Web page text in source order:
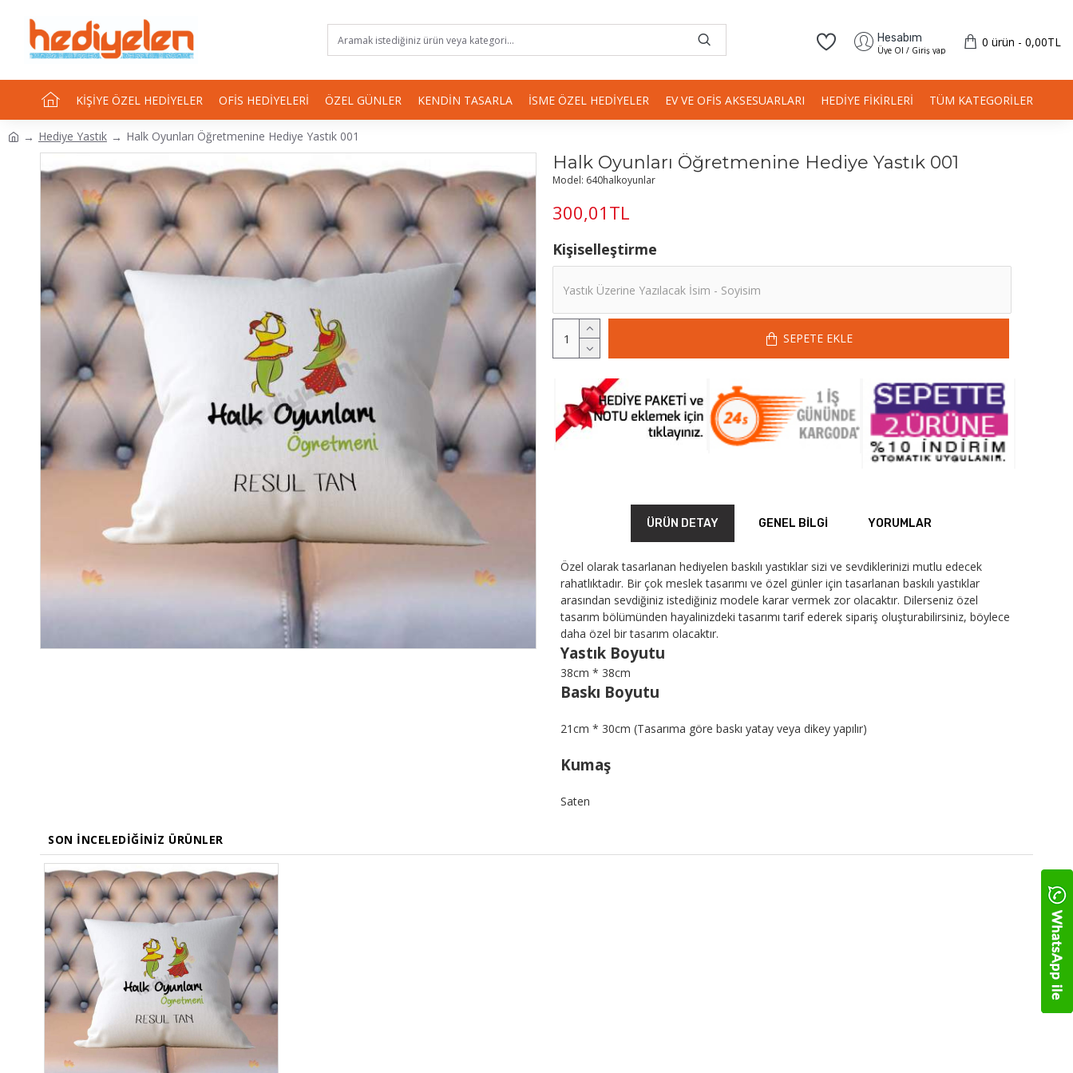
Hesabım
Üye Ol / Giriş yap
0 ürün - 0,00TL
KIŞIYE ÖZEL HEDIYELER OFIS HEDIYELERI ÖZEL GÜNLER KENDIN TASARLA İSME ÖZEL HEDIYELER EV VE OFIS AKSESUARLARI HEDIYE FIKIRLERI TÜM KATEGORILER
Hediye Yastık Halk Oyunları Öğretmenine Hediye Yastık 001
Halk Oyunları Öğretmenine Hediye Yastık 001
300,01TL
Model: 640halkoyunlar
Kişiselleştirme
SEPETE EKLE
ÜRÜN DETAY GENEL BILGI YORUMLAR
Özel olarak tasarlanan hediyelen baskılı yastıklar sizi ve sevdiklerinizi mutlu edecek
rahatlıktadır. Bir çok meslek tasarımı ve özel günler için tasarlanan baskılı yastıklar
arasından sevdiğiniz istediğiniz modele karar vermek zor olacaktır. Dilerseniz özel
tasarım bölümünden hayalinizdeki tasarımı tarif ederek sipariş oluşturabilirsiniz, böylece
daha özel bir tasarım olacaktır.
Yastık Boyutu
38cm * 38cm
Baskı Boyutu
21cm * 30cm (Tasarıma göre baskı yatay veya dikey yapılır)
Kumaş
Saten
SON İNCELEDIĞINIZ ÜRÜNLER